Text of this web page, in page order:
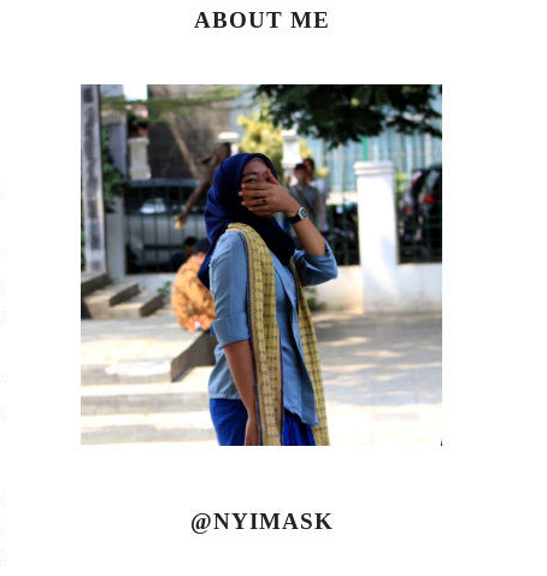
ABOUT ME
@NYIMASK